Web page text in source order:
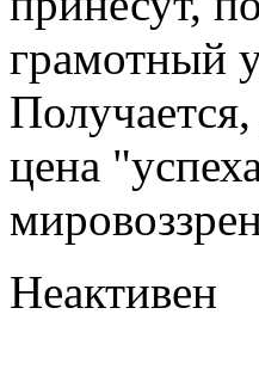
грамотный
цена
Неактивен